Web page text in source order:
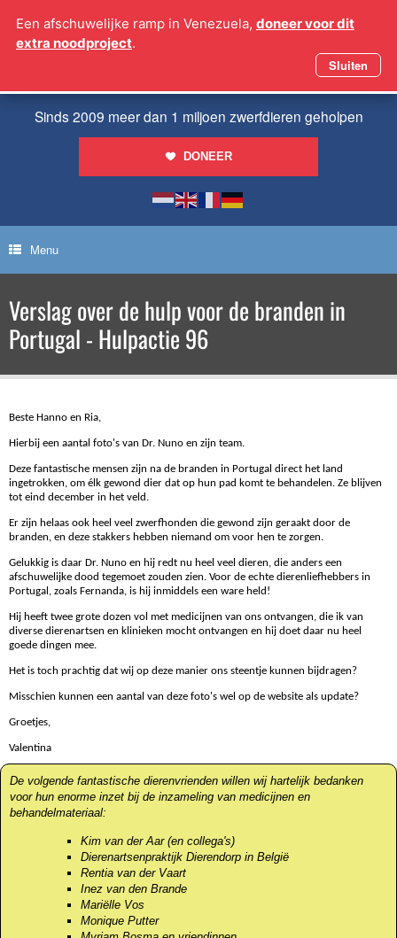
naar
Sinds 2009 meer dan 1 miljoen zwerfdieren geholpen
DONEER
Menu
Verslag over de hulp voor de branden in
Portugal - Hulpactie 96
Beste Hanno en Ria,
Hierbij een aantal foto's van Dr. Nuno en zijn team.
Deze fantastische mensen zijn na de branden in Portugal direct het land
ingetrokken, om élk gewond dier dat op hun pad komt te behandelen. Ze blijven
tot eind december in het veld.
Er zijn helaas ook heel veel zwerfhonden die gewond zijn geraakt door de
branden, en deze stakkers hebben niemand om voor hen te zorgen.
Gelukkig is daar Dr. Nuno en hij redt nu heel veel dieren, die anders een
afschuwelijke dood tegemoet zouden zien. Voor de echte dierenliefhebbers in
Portugal, zoals Fernanda, is hij inmiddels een ware held!
Hij heeft twee grote dozen vol met medicijnen van ons ontvangen, die ik van
diverse dierenartsen en klinieken mocht ontvangen en hij doet daar nu heel
goede dingen mee.
Het is toch prachtig dat wij op deze manier ons steentje kunnen bijdragen?
Misschien kunnen een aantal van deze foto's wel op de website als update?
Groetjes,
Valentina
De volgende fantastische dierenvrienden willen wij hartelijk bedanken
voor hun enorme inzet bij de inzameling van medicijnen en
behandelmateriaal:
Kim van der Aar (en collega's)
Dierenartsenpraktijk Dierendorp in België
Rentia van der Vaart
Inez van den Brande
Mariëlle Vos
Monique Putter
Een afschuwelijke ramp in Venezuela, doneer voor dit
extra noodproject.
Sluiten